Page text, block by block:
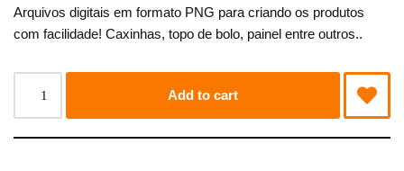
Arquivos digitais em formato PNG para criando os produtos
com facilidade! Caxinhas, topo de bolo, painel entre outros..
Add to cart